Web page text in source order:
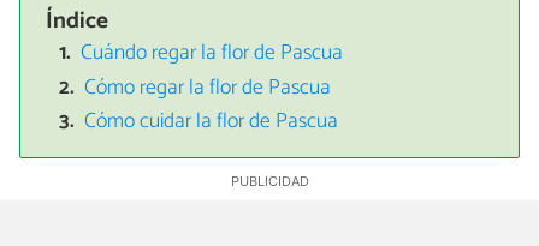
Índice
Cuándo regar la flor de Pascua
Cómo regar la flor de Pascua
Cómo cuidar la flor de Pascua